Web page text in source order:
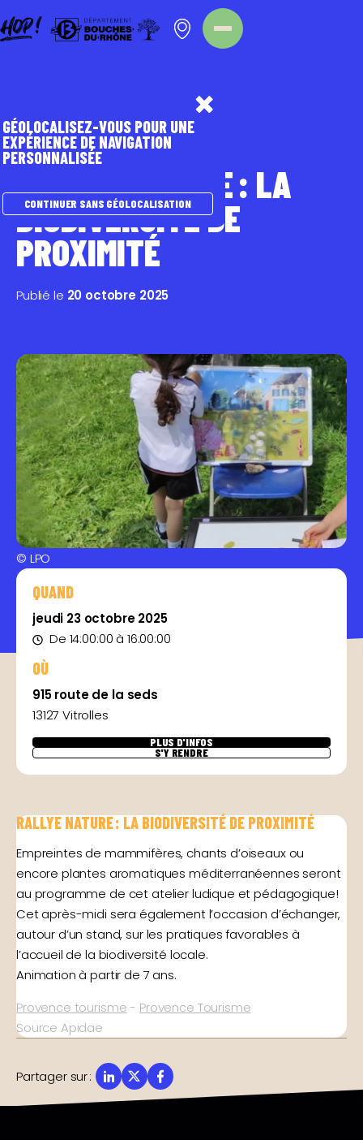
RALLYE NATURE : LA
BIODIVERSITÉ DE
PROXIMITÉ
Nos évènements
Publié le 20 octobre 2025
© LPO
QUAND
jeudi 23 octobre 2025
De 14:00:00 à 16:00:00
OÙ
915 route de la seds
13127 Vitrolles
PLUS D'INFOS
S'Y RENDRE
RALLYE NATURE : LA BIODIVERSITÉ DE PROXIMITÉ
Empreintes de mammifères, chants d’oiseaux ou
encore plantes aromatiques méditerranéennes seront
au programme de cet atelier ludique et pédagogique !
Cet après-midi sera également l’occasion d’échanger,
autour d’un stand, sur les pratiques favorables à
l’accueil de la biodiversité locale.
Animation à partir de 7 ans.
Provence tourisme- Provence Tourisme
Source Apidae
Partager sur:
GÉOLOCALISEZ-VOUS POUR UNE
EXPÉRIENCE DE NAVIGATION
PERSONNALISÉE
CONTINUER SANS GÉOLOCALISATION